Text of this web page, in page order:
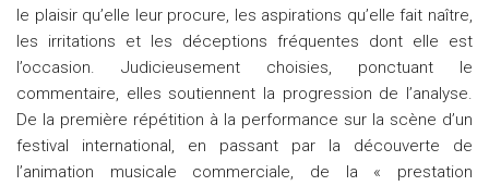
le plaisir qu’elle leur procure, les aspirations qu’elle fait naître,
les irritations et les déceptions fréquentes dont elle est
l’occasion. Judicieusement choisies, ponctuant le
commentaire, elles soutiennent la progression de l’analyse.
De la première répétition à la performance sur la scène d’un
festival international, en passant par la découverte de
l’animation musicale commerciale, de la « prestation